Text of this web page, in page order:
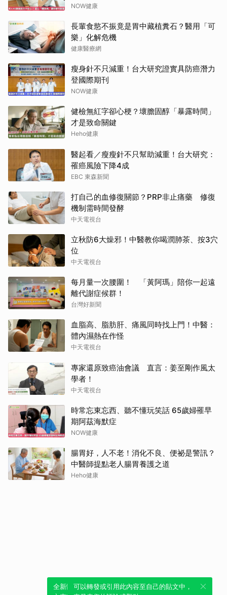
NOW健康
長輩食慾不振竟是胃中藏植糞石？醫用「可
樂」化解危機
健康醫療網
瘦身針不只減重！台大研究證實具防癌潛力
登國際期刊
NOW健康
健檢無紅字卻心梗？壞膽固醇「暴露時間」
才是致命關鍵
Heho健康
醫起看／瘦瘦針不只幫助減重！台大研究：
罹癌風險下降4成
EBC 東森新聞
打自己的血修復關節？PRP非止痛藥 修復
機制需時間發酵
中天電視台
立秋防6大燥邪！中醫教你喝潤肺茶、按3穴
位
中天電視台
每月量一次腰圍！ 「黃阿瑪」陪你一起遠
離代謝症候群！
台灣好新聞
血脂高、脂肪肝、痛風同時找上門！中醫：
體內濕熱在作怪
中天電視台
專家還原致癌油會議 直言：姜至剛作風太
學者！
中天電視台
時常忘東忘西、聽不懂玩笑話 65歲婦罹早
期阿茲海默症
NOW健康
腸胃好，人不老！消化不良、便祕是警訊？
中醫師提點老人腸胃養護之道
Heho健康
全新體驗！一鍵引用此內容，透過發布貼
可以轉發或引用此內容至自己的貼文中，